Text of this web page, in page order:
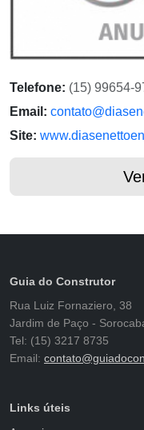
Telefone: (15) 99654-
Email:
Site:
Guia do Construtor
Rua Luiz Fornaziero, 38
Jardim de Paço -
Tel: (15) 3217 8735
Email:
Links úteis